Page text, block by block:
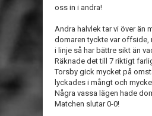
oss in i andra!
Andra halvlek tar vi över än
domaren tyckte var offside,
i linje så har bättre sikt än
Räknade det till 7 riktigt
Torsby gick mycket på
lyckades i mångt och
Några vassa lägen hade
Matchen slutar 0-0!